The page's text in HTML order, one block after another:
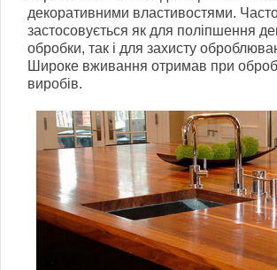
декоративними властивостями.
застосовується як для поліпшення
обробки, так і для захисту
Широке вживання отримав при
виробів.